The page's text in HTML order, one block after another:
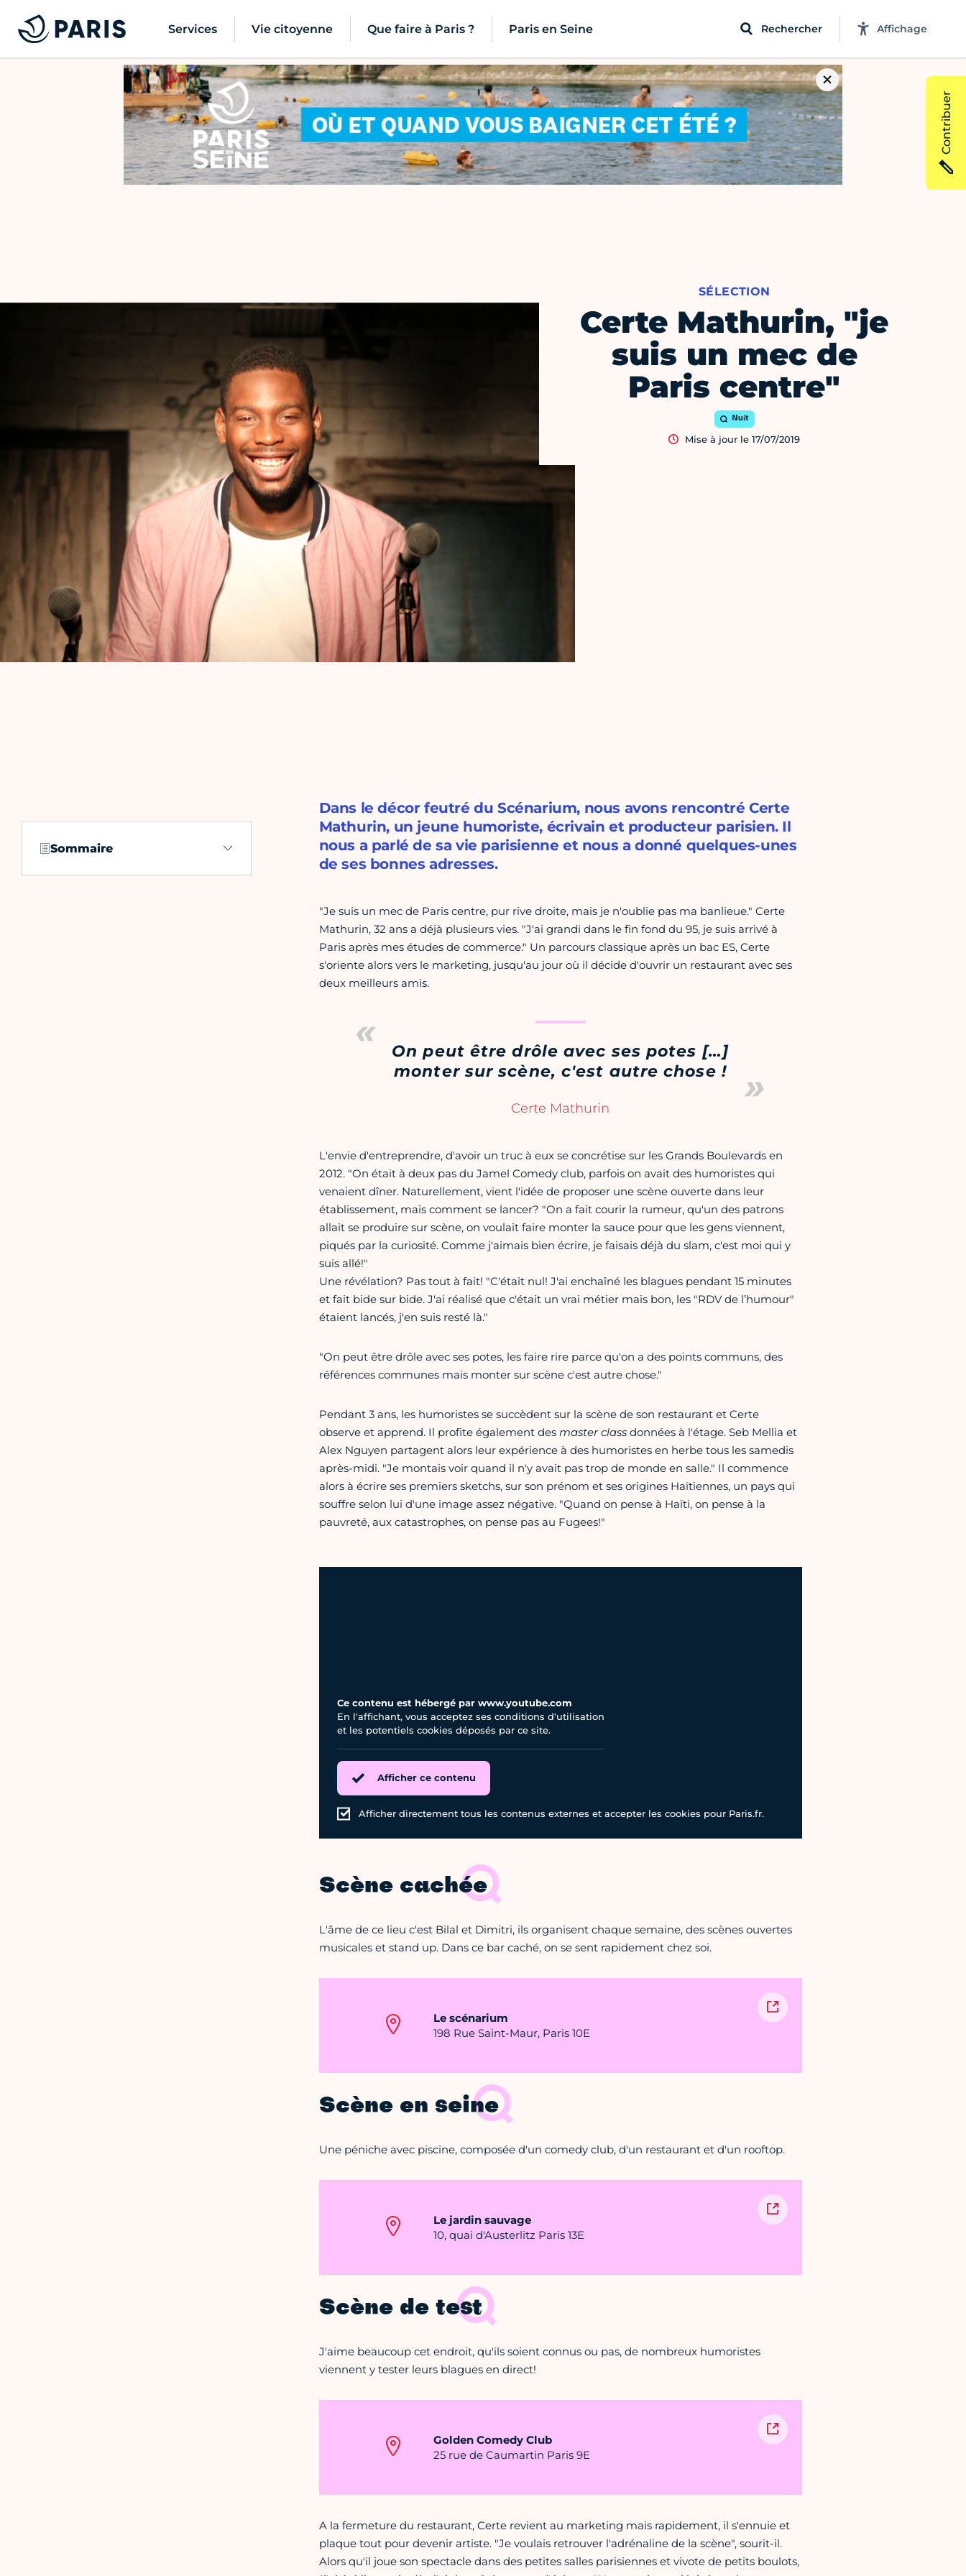
Services Vie citoyenne Que faire à Paris ? Paris en Seine Rechercher Affichage
Certe Mathurin, "je
suis un mec de
Paris centre"
SÉLECTION
Nuit
Mise à jour le 17/07/2019
Sommaire
Dans le décor feutré du Scénarium, nous avons rencontré Certe
Mathurin, un jeune humoriste, écrivain et producteur parisien. Il
nous a parlé de sa vie parisienne et nous a donné quelques-unes
de ses bonnes adresses.
"Je suis un mec de Paris centre, pur rive droite, mais je n'oublie pas ma banlieue." Certe
Mathurin, 32 ans a déjà plusieurs vies. "J'ai grandi dans le fin fond du 95, je suis arrivé à
Paris après mes études de commerce." Un parcours classique après un bac ES, Certe
s'oriente alors vers le marketing, jusqu'au jour où il décide d'ouvrir un restaurant avec ses
deux meilleurs amis.
On peut être drôle avec ses potes […]
monter sur scène, c'est autre chose !
Certe Mathurin
L'envie d'entreprendre, d'avoir un truc à eux se concrétise sur les Grands Boulevards en
2012. "On était à deux pas du Jamel Comedy club, parfois on avait des humoristes qui
venaient dîner. Naturellement, vient l'idée de proposer une scène ouverte dans leur
établissement, mais comment se lancer? "On a fait courir la rumeur, qu'un des patrons
allait se produire sur scène, on voulait faire monter la sauce pour que les gens viennent,
piqués par la curiosité. Comme j'aimais bien écrire, je faisais déjà du slam, c'est moi qui y
suis allé!"
Une révélation? Pas tout à fait! "C'était nul! J'ai enchaîné les blagues pendant 15 minutes
et fait bide sur bide. J'ai réalisé que c'était un vrai métier mais bon, les "RDV de l’humour"
étaient lancés, j'en suis resté là."
"On peut être drôle avec ses potes, les faire rire parce qu'on a des points communs, des
références communes mais monter sur scène c'est autre chose."
Pendant 3 ans, les humoristes se succèdent sur la scène de son restaurant et Certe
observe et apprend. Il profite également des master classdonnées à l'étage. Seb Mellia et
Alex Nguyen partagent alors leur expérience à des humoristes en herbe tous les samedis
après-midi. "Je montais voir quand il n'y avait pas trop de monde en salle." Il commence
alors à écrire ses premiers sketchs, sur son prénom et ses origines Haïtiennes, un pays qui
souffre selon lui d'une image assez négative. "Quand on pense à Haïti, on pense à la
pauvreté, aux catastrophes, on pense pas au Fugees!"
Ce contenu est hébergé par www.youtube.com
En l'affichant, vous acceptez ses conditions d'utilisation
et les potentiels cookies déposés par ce site.
Afficher ce contenu
Afficher directement tous les contenus externes et accepter les cookies pour Paris.fr.
Scène cachée
L'âme de ce lieu c'est Bilal et Dimitri, ils organisent chaque semaine, des scènes ouvertes
musicales et stand up. Dans ce bar caché, on se sent rapidement chez soi.
Le scénarium
198 Rue Saint-Maur, Paris 10E
Scène en seine
Une péniche avec piscine, composée d'un comedy club, d'un restaurant et d'un rooftop.
Le jardin sauvage
10, quai d'Austerlitz Paris 13E
Scène de test
J'aime beaucoup cet endroit, qu'ils soient connus ou pas, de nombreux humoristes
viennent y tester leurs blagues en direct!
Golden Comedy Club
25 rue de Caumartin Paris 9E
A la fermeture du restaurant, Certe revient au marketing mais rapidement, il s'ennuie et
plaque tout pour devenir artiste. "Je voulais retrouver l'adrénaline de la scène", sourit-il.
Alors qu'il joue son spectacle dans des petites salles parisiennes et vivote de petits boulots,
Contribuer